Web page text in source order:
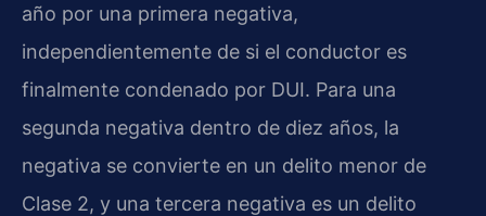
año por una primera negativa,
independientemente de si el conductor es
finalmente condenado por DUI. Para una
segunda negativa dentro de diez años, la
negativa se convierte en un delito menor de
Clase 2, y una tercera negativa es un delito